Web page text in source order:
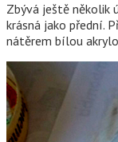
Zbývá ještě několik
krásná jako přední.
nátěrem bílou